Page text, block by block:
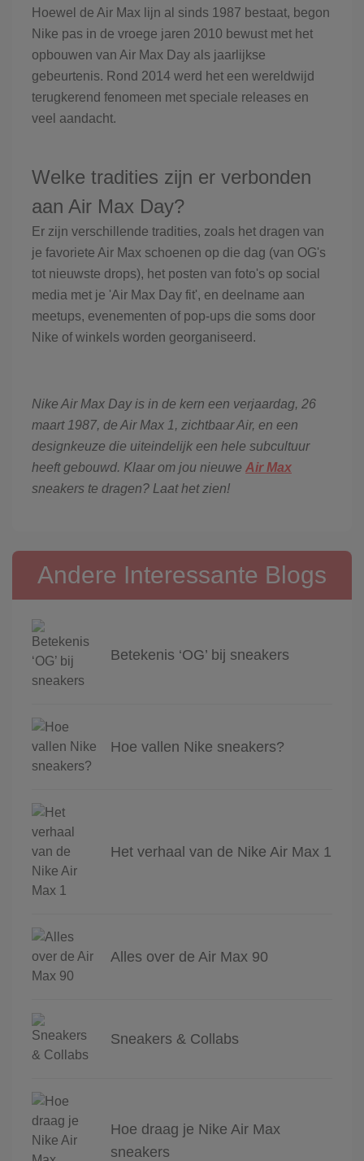
Hoewel de Air Max lijn al sinds 1987 bestaat, begon
Nike pas in de vroege jaren 2010 bewust met het
opbouwen van Air Max Day als jaarlijkse
gebeurtenis. Rond 2014 werd het een wereldwijd
terugkerend fenomeen met speciale releases en
veel aandacht.
Welke tradities zijn er verbonden
aan Air Max Day?
Er zijn verschillende tradities, zoals het dragen van
je favoriete Air Max schoenen op die dag (van OG's
tot nieuwste drops), het posten van foto's op social
media met je 'Air Max Day fit', en deelname aan
meetups, evenementen of pop-ups die soms door
Nike of winkels worden georganiseerd.
Nike Air Max Day is in de kern een verjaardag, 26
maart 1987, de Air Max 1, zichtbaar Air, en een
designkeuze die uiteindelijk een hele subcultuur
heeft gebouwd. Klaar om jou nieuwe Air Max
sneakers te dragen? Laat het zien!
Andere Interessante Blogs
Betekenis ‘OG’ bij sneakers
Hoe vallen Nike sneakers?
Het verhaal van de Nike Air Max 1
Alles over de Air Max 90
Sneakers & Collabs
Hoe draag je Nike Air Max
sneakers